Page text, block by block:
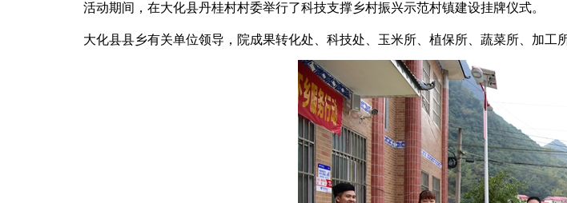
活动期间，在大化县丹桂村村委举行了科技支撑乡村振兴示范村镇建设挂牌仪式。
大化县县乡有关单位领导，院成果转化处、科技处、玉米所、 植保所、 蔬菜所、加工